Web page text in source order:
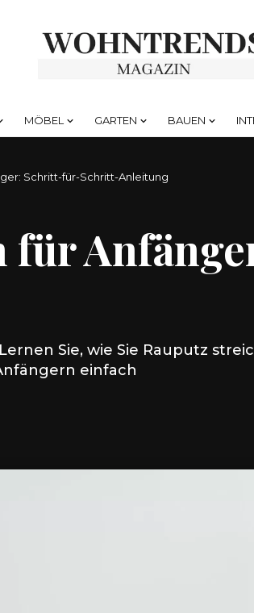
MÖBEL GARTEN BAUEN
Schritt-für-Schritt-Anleitung
für
Sie, wie Sie Rauputz
einfach